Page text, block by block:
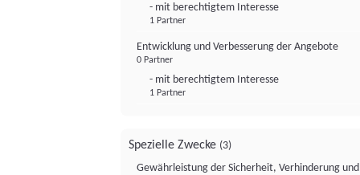
- mit berechtigtem Interesse
1 Partner
Entwicklung und Verbesserung der Angebote
0 Partner
- mit berechtigtem Interesse
1 Partner
Spezielle Zwecke (3)
Gewährleistung der Sicherheit, Verhinderung